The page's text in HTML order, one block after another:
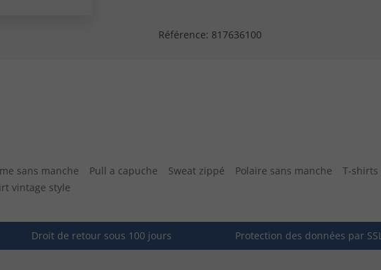
Référence: 817636100
sans manche Pull a capuche Sweat zippé Polaire sans manche
T-shirts
vintage style
Droit de retour sous 100 jours Protection des données par